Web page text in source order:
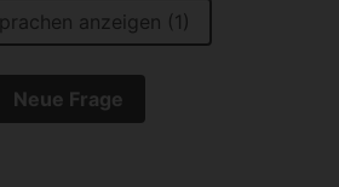
anzeigen (1)
Neue Frage